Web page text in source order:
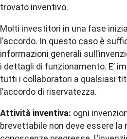
trovato inventivo.
Molti investitori in una fase
l’accordo. In questo caso è
informazioni generali
i dettagli di funzionamento. E’
tutti i collaboratori a qualsiasi
l’accordo di riservatezza.
Attività inventiva: ogni
brevettabile non deve essere la